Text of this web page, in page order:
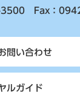
3500 Fax：
問い合わせ
ルガイド